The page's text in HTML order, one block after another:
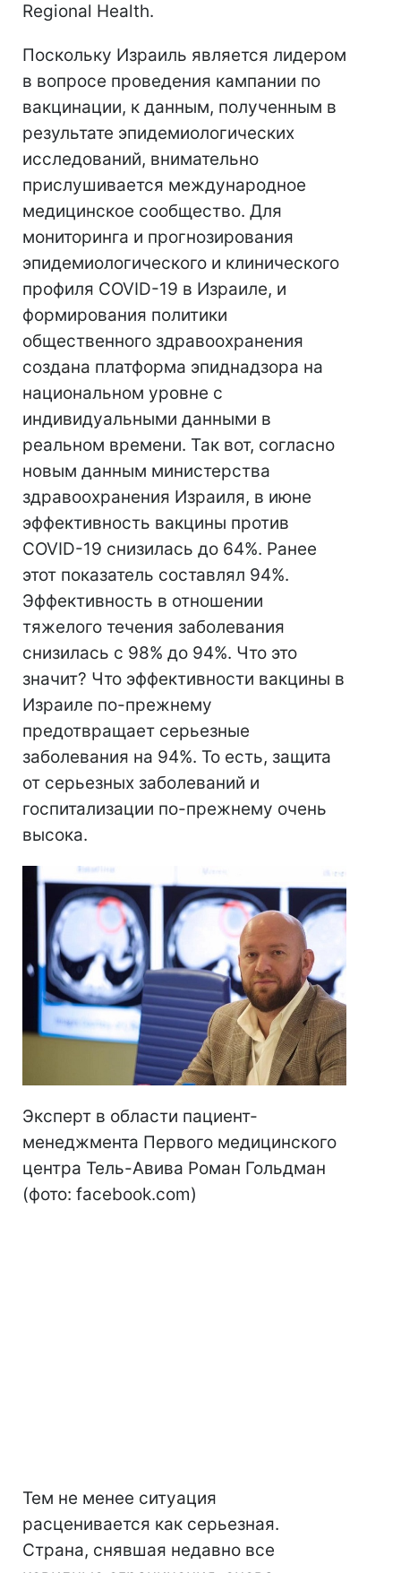
Regional Health.
Поскольку Израиль является лидером
в вопросе проведения кампании по
вакцинации, к данным, полученным в
результате эпидемиологических
исследований, внимательно
прислушивается международное
медицинское сообщество. Для
мониторинга и прогнозирования
эпидемиологического и клинического
профиля COVID-19 в Израиле, и
формирования политики
общественного здравоохранения
создана платформа эпиднадзора на
национальном уровне с
индивидуальными данными в
реальном времени. Так вот, согласно
новым данным министерства
здравоохранения Израиля, в июне
эффективность вакцины против
COVID-19 снизилась до 64%. Ранее
этот показатель составлял 94%.
Эффективность в отношении
тяжелого течения заболевания
снизилась с 98% до 94%. Что это
значит? Что эффективности вакцины в
Израиле по-прежнему
предотвращает серьезные
заболевания на 94%. То есть, защита
от серьезных заболеваний и
госпитализации по-прежнему очень
высока.
Эксперт в области пациент-
менеджмента Первого медицинского
центра Тель-Авива Роман Гольдман
(фото: facebook.com)
Тем не менее ситуация
расценивается как серьезная.
Страна, снявшая недавно все